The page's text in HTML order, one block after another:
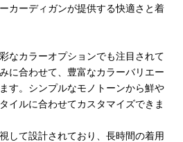
カーディガンが提供する快適さと着
なカラーオプションでも注目されて
に合わせて、豊富なカラーバリエー
す。シンプルなモノトーンから鮮や
イルに合わせてカスタマイズできま
して設計されており、長時間の着用